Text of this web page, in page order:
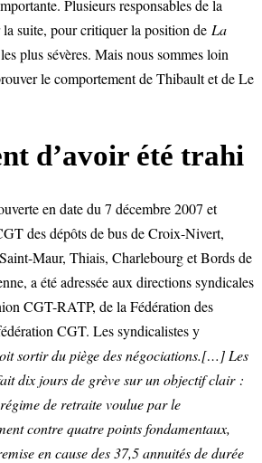
Plusieurs responsables de la
suite, pour critiquer la position de La
plus sévères. Mais nous sommes loin
le comportement de Thibault et de Le
d’avoir été trahi
en date du 7 décembre 2007 et
des dépôts de bus de Croix-Nivert,
Maur, Thiais, Charlebourg et Bords de
a été adressée aux directions syndicales
CGT-RATP, de la Fédération des
CGT. Les syndicalistes y
sortir du piège des négociations.[…] Les
dix jours de grève sur un objectif clair :
de retraite voulue par le
contre quatre points fondamentaux,
en cause des 37,5 annuités de durée